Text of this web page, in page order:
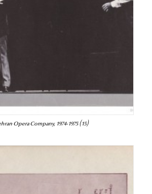
Opera Company, 1974-1975 (15)